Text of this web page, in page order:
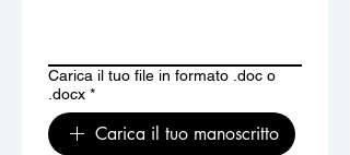
Carica il tuo file in formato .doc o
.docx *
Carica il tuo manoscritto